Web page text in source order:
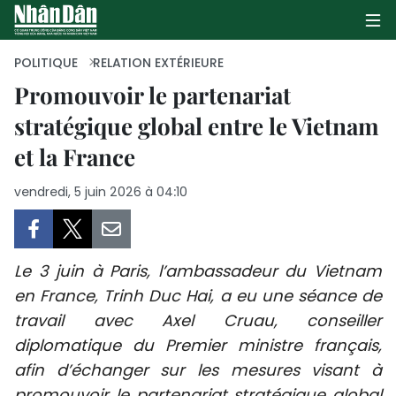
PAGE D'ACCUEIL
CULTURE
TOURISME
ENVIRONNEMENT
POLITIQUE RELATION EXTÉRIEURE
Promouvoir le partenariat
stratégique global entre le Vietnam
et la France
vendredi, 5 juin 2026 à 04:10
Le 3 juin à Paris, l’ambassadeur du Vietnam
en France, Trinh Duc Hai, a eu une séance de
travail avec Axel Cruau, conseiller
diplomatique du Premier ministre français,
afin d’échanger sur les mesures visant à